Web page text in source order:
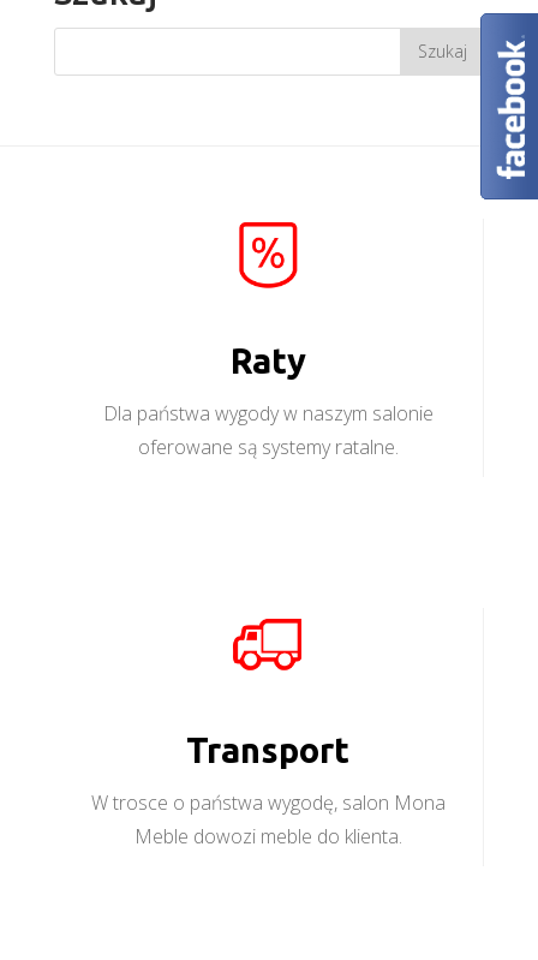
Raty
Dla państwa wygody w naszym salonie
oferowane są systemy ratalne.
Transport
W trosce o państwa wygodę, salon Mona
Meble dowozi meble do klienta.